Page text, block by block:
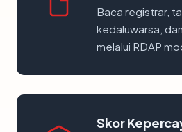
Baca registrar,
kedaluwarsa,
melalui RDAP
Skor